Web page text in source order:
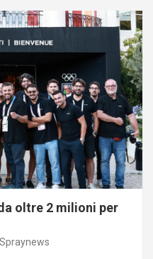
oltre 2 milioni per